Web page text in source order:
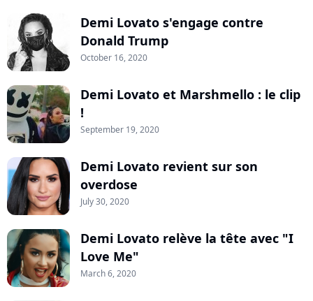
Demi Lovato s'engage contre
Donald Trump
October 16, 2020
Demi Lovato et Marshmello : le clip
!
September 19, 2020
Demi Lovato revient sur son
overdose
July 30, 2020
Demi Lovato relève la tête avec "I
Love Me"
March 6, 2020